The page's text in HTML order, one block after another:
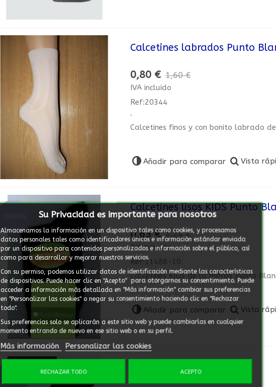
Su Privacidad es importante para nosotros
Almacenamos la información en un dispositivo tales como cookies, y procesamos
datos personales tales como identificadores únicos e información estándar enviada
por un dispositivo para contenidos personalizados e información sobre el público, así
como para desarrollar y mejorar nuestros servicios.
Con su permiso, podemos utilizar datos de identificación mediante las características
de dispositivos. Puede hacer clic en "Acepto" para otorgarnos su consentimiento. Puede
acceder a información más detallada en "Más información" cambiar sus preferencias
en "Personalizar las cookies" o negar su consentimiento haciendo clic en "Rechazar
todo".
Sus preferencias solo se aplicarán a este sitio web y puede cambiarlas en cualquier
momento entrando de nuevo en ese sitio web o en su perfil.
Más información Personalizar las cookies
RECHAZAR TODO ACEPTO
Calcetines labrados Punto
0,80 € 1,60 €
IVA incluido
Ref:20344
.
Calcetines finos y con bonito labrado
Añadir para comparar Vista
Calcetines lisos KIDS Punto
0,63 € 1,25 €
IVA incluido
Ref:11488-10
Calcetines KIDS de la marca Punto
Añadir para comparar Vista